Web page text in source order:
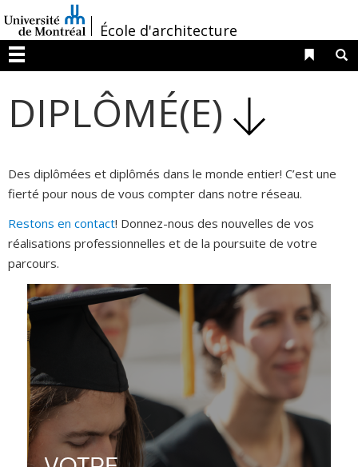
au
contenu
/École d'architecture
Menu
Liens
DIPLÔMÉ(E)
Des diplômées et diplômés dans le monde entier! C’est une
fierté pour nous de vous compter dans notre réseau.
Restons en contact! Donnez-nous des nouvelles de vos
réalisations professionnelles et de la poursuite de votre
parcours.